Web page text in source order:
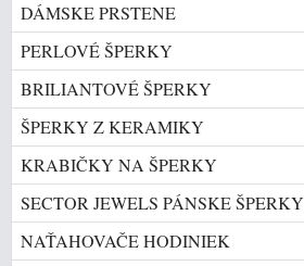
DÁMSKE PRSTENE
PERLOVÉ ŠPERKY
BRILIANTOVÉ ŠPERKY
ŠPERKY Z KERAMIKY
KRABIČKY NA ŠPERKY
SECTOR JEWELS PÁNSKE ŠPERKY
NAŤAHOVAČE HODINIEK